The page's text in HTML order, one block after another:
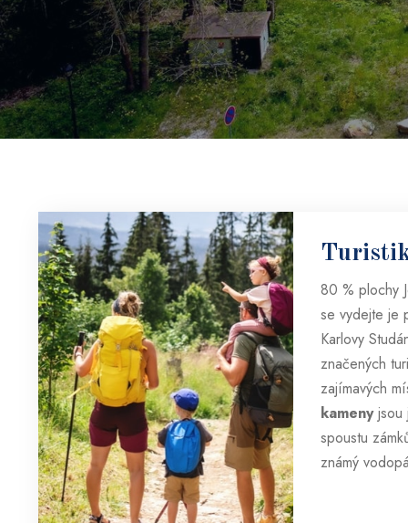
80 % plochy
se vydejte je
Karlovy
značených
zajímavých
kamenyjsou
spoustu
známý